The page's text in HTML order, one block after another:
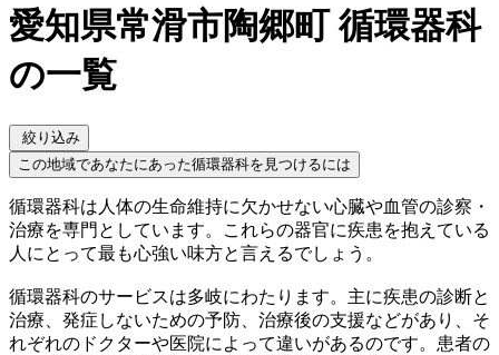
愛知県常滑市陶郷町 循環器科
の一覧
絞り込み
この地域であなたにあった循環器科を見つけるには
循環器科は人体の生命維持に欠かせない心臓や血管の診察・
治療を専門としています。これらの器官に疾患を抱えている
人にとって最も心強い味方と言えるでしょう。
循環器科のサービスは多岐にわたります。主に疾患の診断と
治療、発症しないための予防、治療後の支援などがあり、そ
れぞれのドクターや医院によって違いがあるのです。患者の